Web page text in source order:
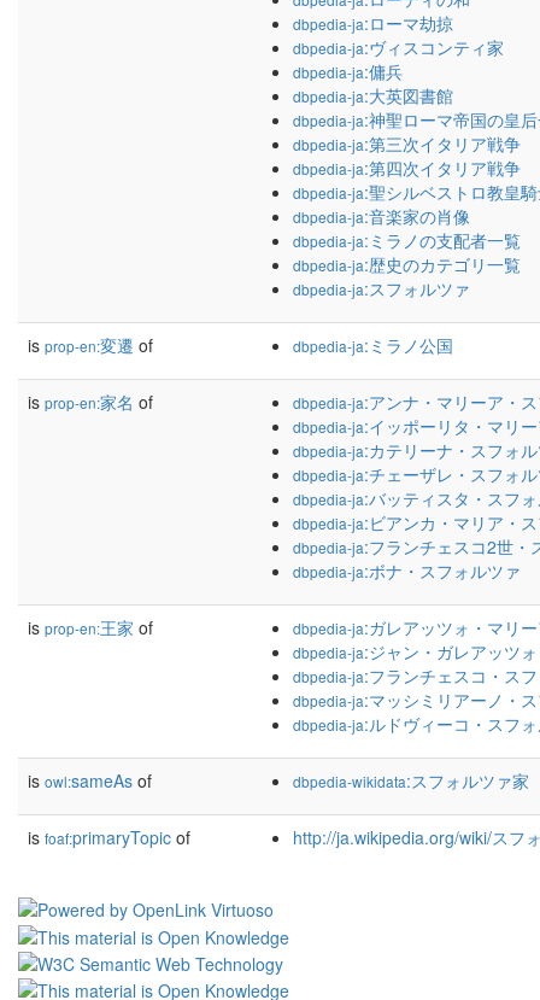
dbpedia-ja:ローマ劫掠
dbpedia-ja:ヴィスコンティ家
dbpedia-ja:傭兵
dbpedia-ja:大英図書館
dbpedia-ja:神聖ローマ帝国の皇
dbpedia-ja:第三次イタリア戦争
dbpedia-ja:第四次イタリア戦争
dbpedia-ja:聖シルベストロ教皇
dbpedia-ja:音楽家の肖像
dbpedia-ja:ミラノの支配者一覧
dbpedia-ja:歴史のカテゴリ一覧
dbpedia-ja:スフォルツァ
is prop-en:変遷 of dbpedia-ja:ミラノ公国
is prop-en:家名 of dbpedia-ja:アンナ・マリーア・
dbpedia-ja:イッポーリタ・マリ
dbpedia-ja:カテリーナ・スフォ
dbpedia-ja:チェーザレ・スフォ
dbpedia-ja:バッティスタ・スフ
dbpedia-ja:ビアンカ・マリア・
dbpedia-ja:フランチェスコ2世・
dbpedia-ja:ボナ・スフォルツァ
is prop-en:王家 of dbpedia-ja:ガレアッツォ・マリ
dbpedia-ja:ジャン・ガレアッツ
dbpedia-ja:フランチェスコ・ス
dbpedia-ja:マッシミリアーノ・
dbpedia-ja:ルドヴィーコ・スフ
is owl:sameAs of dbpedia-wikidata:スフォルツァ家
is foaf:primaryTopic of http://ja.wikipedia.org/wiki/スフ